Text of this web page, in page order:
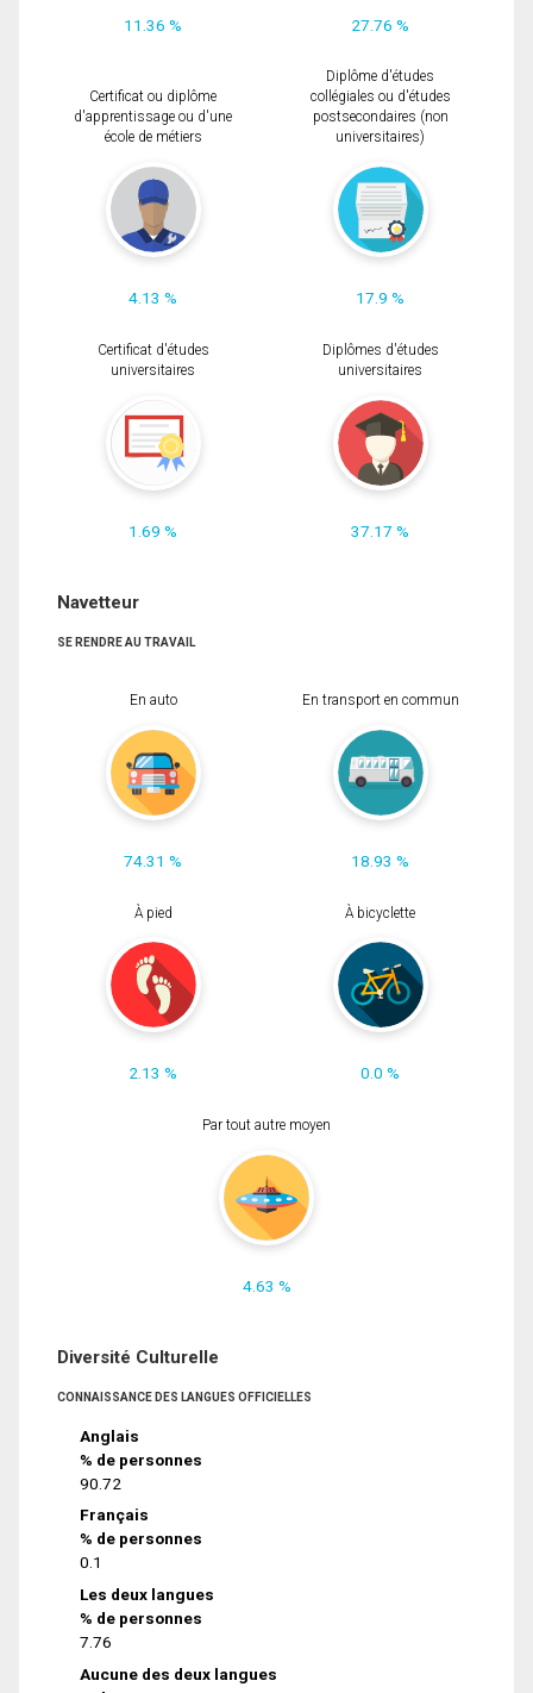
11.36 % 27.76 %
Certificat ou diplôme
d'apprentissage ou d'une
école de métiers
4.13 %
Diplôme d'études
collégiales ou d'études
postsecondaires (non
universitaires)
17.9 %
Certificat d'études
universitaires
1.69 %
Diplômes d'études
universitaires
37.17 %
Navetteur
SE RENDRE AU TRAVAIL
En auto
74.31 %
En transport en commun
18.93 %
À pied
2.13 %
À bicyclette
0.0 %
Par tout autre moyen
4.63 %
Diversité Culturelle
CONNAISSANCE DES LANGUES OFFICIELLES
Anglais
% de personnes
90.72
Français
% de personnes
0.1
Les deux langues
% de personnes
7.76
Aucune des deux langues